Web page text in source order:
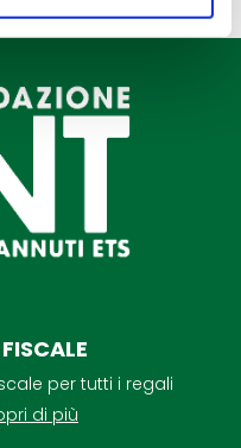
per tutti i regali
di più